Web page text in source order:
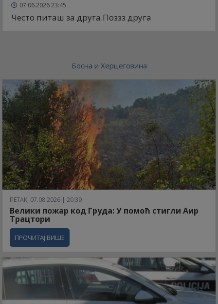
07.06.2026 23:45
Често питаш за друга.Поззз друга
Босна и Херцеговина
ПЕТАК, 07.08.2026 | 20:39
Велики пожар код Груда: У помоћ стигли Аир
Трацтори
ПРОЧИТАЈ ВИШЕ